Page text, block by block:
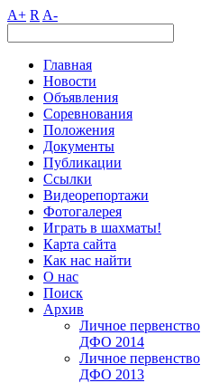
A+ R A-
Главная
Новости
Объявления
Соревнования
Положения
Документы
Публикации
Ссылки
Видеорепортажи
Фотогалерея
Играть в шахматы!
Карта сайта
Как нас найти
О нас
Поиск
Архив
Личное первенство
ДФО 2014
Личное первенство
ДФО 2013